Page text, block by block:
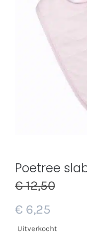
Poetree
€12,50
Oorspronkelijke
was:
€ 6,25
Huidige
Uitverkocht